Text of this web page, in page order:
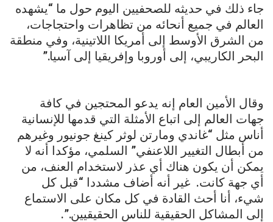
جاء ذلك في حديثه للصحفيين اليوم حول ما “يشهده
العالم في جميع أنحائه من تظاهرات واحتجاجات،
من الشرق الأوسط إلى أمريكا اللاتينية، وفي منطقة
البحر الكاريبي، إلى أوروبا وإفريقيا إلى آسيا.”
وقال الأمين العام إنه يدعو المحتجين في كافة
جهات العالم إلى اتباع الأمثلة التي قدمها للإنسانية
أناس مثل “غاندي ومارتن لوثر كينغ جونيور وغيرهم
من أبطال التغيير اللاعنفي” السلمي، مؤكدا أنه لا
يمكن أن يكون هناك أي عذر لاستخدام العنف، من
أي جهة كانت. غير أنه أضاف مشددا “قبل كل
شيء، أنا أحث القادة في كل مكان على الاستماع
إلى المشاكل الحقيقية للناس الحقيقيين.”.